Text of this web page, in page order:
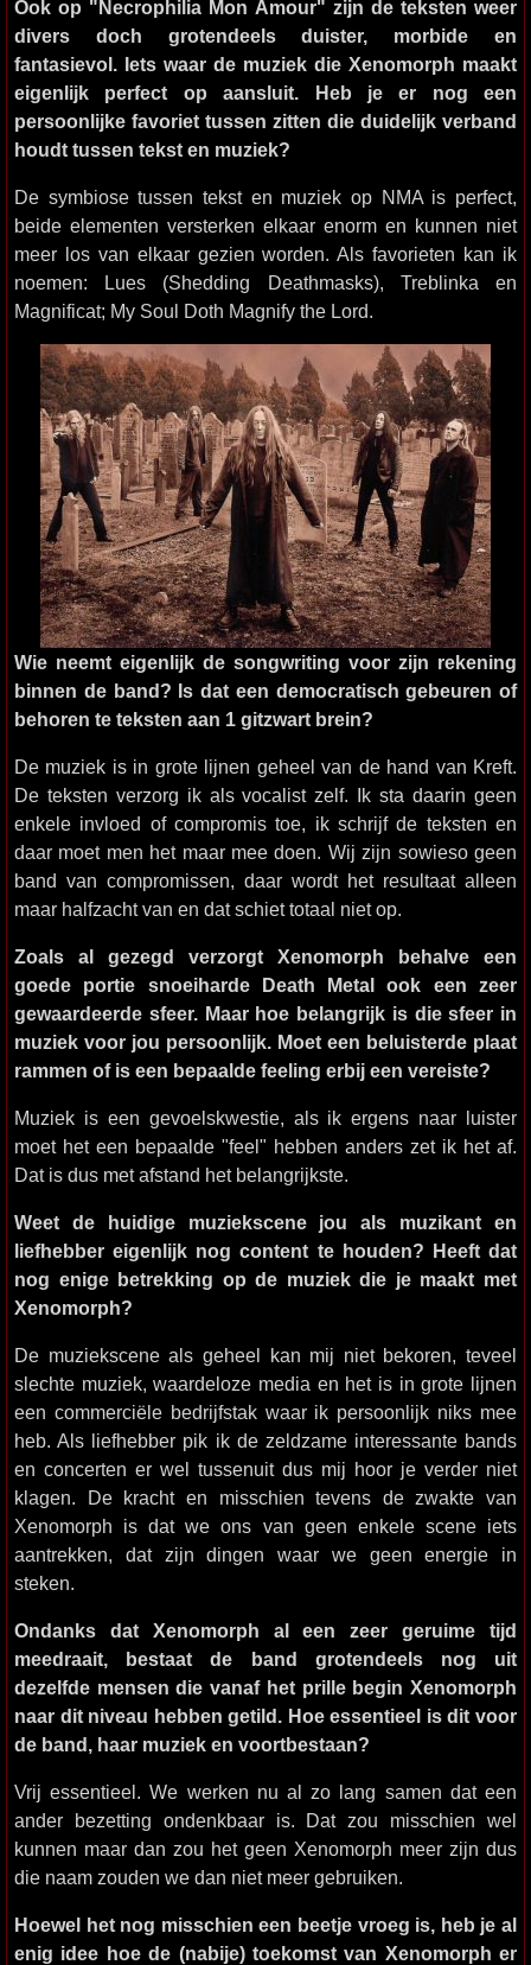
Ook op "Necrophilia Mon Amour" zijn de teksten weer
divers doch grotendeels duister, morbide en
fantasievol. Iets waar de muziek die Xenomorph maakt
eigenlijk perfect op aansluit. Heb je er nog een
persoonlijke favoriet tussen zitten die duidelijk verband
houdt tussen tekst en muziek?
De symbiose tussen tekst en muziek op NMA is perfect,
beide elementen versterken elkaar enorm en kunnen niet
meer los van elkaar gezien worden. Als favorieten kan ik
noemen: Lues (Shedding Deathmasks), Treblinka en
Magnificat; My Soul Doth Magnify the Lord.
Wie neemt eigenlijk de songwriting voor zijn rekening
binnen de band? Is dat een democratisch gebeuren of
behoren te teksten aan 1 gitzwart brein?
De muziek is in grote lijnen geheel van de hand van Kreft.
De teksten verzorg ik als vocalist zelf. Ik sta daarin geen
enkele invloed of compromis toe, ik schrijf de teksten en
daar moet men het maar mee doen. Wij zijn sowieso geen
band van compromissen, daar wordt het resultaat alleen
maar halfzacht van en dat schiet totaal niet op.
Zoals al gezegd verzorgt Xenomorph behalve een
goede portie snoeiharde Death Metal ook een zeer
gewaardeerde sfeer. Maar hoe belangrijk is die sfeer in
muziek voor jou persoonlijk. Moet een beluisterde plaat
rammen of is een bepaalde feeling erbij een vereiste?
Muziek is een gevoelskwestie, als ik ergens naar luister
moet het een bepaalde "feel" hebben anders zet ik het af.
Dat is dus met afstand het belangrijkste.
Weet de huidige muziekscene jou als muzikant en
liefhebber eigenlijk nog content te houden? Heeft dat
nog enige betrekking op de muziek die je maakt met
Xenomorph?
De muziekscene als geheel kan mij niet bekoren, teveel
slechte muziek, waardeloze media en het is in grote lijnen
een commerciële bedrijfstak waar ik persoonlijk niks mee
heb. Als liefhebber pik ik de zeldzame interessante bands
en concerten er wel tussenuit dus mij hoor je verder niet
klagen. De kracht en misschien tevens de zwakte van
Xenomorph is dat we ons van geen enkele scene iets
aantrekken, dat zijn dingen waar we geen energie in
steken.
Ondanks dat Xenomorph al een zeer geruime tijd
meedraait, bestaat de band grotendeels nog uit
dezelfde mensen die vanaf het prille begin Xenomorph
naar dit niveau hebben getild. Hoe essentieel is dit voor
de band, haar muziek en voortbestaan?
Vrij essentieel. We werken nu al zo lang samen dat een
ander bezetting ondenkbaar is. Dat zou misschien wel
kunnen maar dan zou het geen Xenomorph meer zijn dus
die naam zouden we dan niet meer gebruiken.
Hoewel het nog misschien een beetje vroeg is, heb je al
enig idee hoe de (nabije) toekomst van Xenomorph er